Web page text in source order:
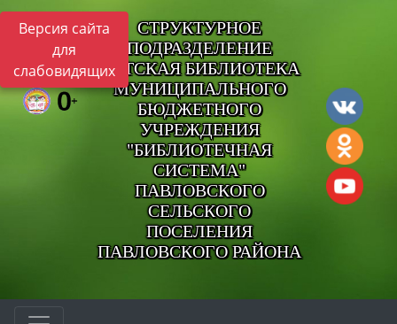
Версия сайта
для
слабовидящих
СТРУКТУРНОЕ
ПОДРАЗДЕЛЕНИЕ
ДЕТСКАЯ БИБЛИОТЕКА
МУНИЦИПАЛЬНОГО
БЮДЖЕТНОГО
УЧРЕЖДЕНИЯ
"БИБЛИОТЕЧНАЯ
СИСТЕМА"
ПАВЛОВСКОГО
СЕЛЬСКОГО
ПОСЕЛЕНИЯ
ПАВЛОВСКОГО РАЙОНА